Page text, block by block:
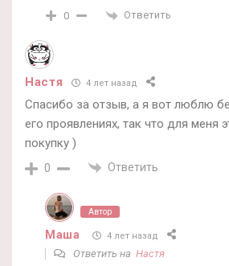
0 Ответить
Настя 4 лет назад
Спасибо за отзыв, а я вот люблю
его проявлениях, так что для меня
покупку )
0 Ответить
Автор
Маша 4 лет назад
Ответить на Настя